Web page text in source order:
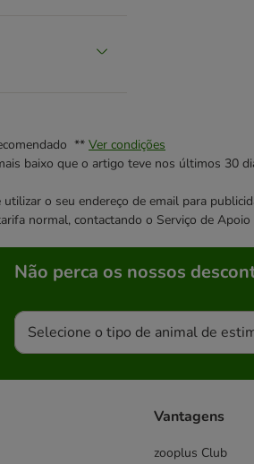
** Ver condições
baixo que o artigo teve nos últimos 30
o seu endereço de email para
normal, contactando o Serviço de
Não perca os nossos
Selecione o tipo de animal de
Vantagens
zooplus Club